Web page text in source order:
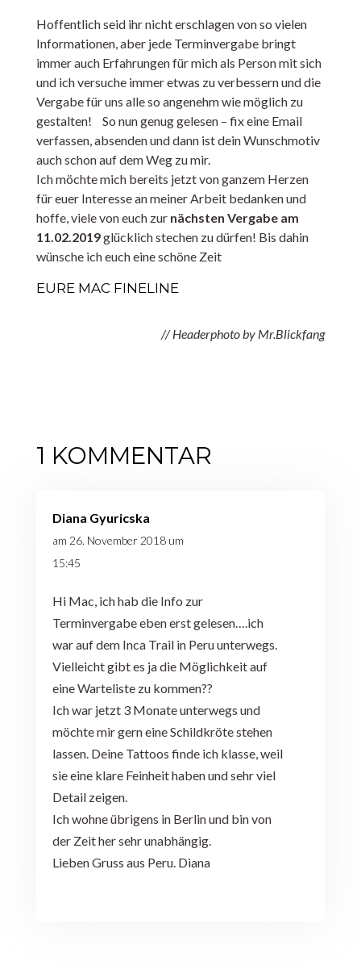
Hoffentlich seid ihr nicht erschlagen von so vielen
Informationen, aber jede Terminvergabe bringt
immer auch Erfahrungen für mich als Person mit sich
und ich versuche immer etwas zu verbessern und die
Vergabe für uns alle so angenehm wie möglich zu
gestalten! So nun genug gelesen – fix eine Email
verfassen, absenden und dann ist dein Wunschmotiv
auch schon auf dem Weg zu mir.
Ich möchte mich bereits jetzt von ganzem Herzen
für euer Interesse an meiner Arbeit bedanken und
hoffe, viele von euch zur nächsten Vergabe am
11.02.2019glücklich stechen zu dürfen! Bis dahin
wünsche ich euch eine schöne Zeit
EURE MAC FINELINE
// Headerphoto by Mr.Blickfang
1 KOMMENTAR
Diana Gyuricska
am 26. November 2018 um
15:45
Hi Mac, ich hab die Info zur
Terminvergabe eben erst gelesen….ich
war auf dem Inca Trail in Peru unterwegs.
Vielleicht gibt es ja die Möglichkeit auf
eine Warteliste zu kommen??
Ich war jetzt 3 Monate unterwegs und
möchte mir gern eine Schildkröte stehen
lassen. Deine Tattoos finde ich klasse, weil
sie eine klare Feinheit haben und sehr viel
Detail zeigen.
Ich wohne übrigens in Berlin und bin von
der Zeit her sehr unabhängig.
Lieben Gruss aus Peru. Diana